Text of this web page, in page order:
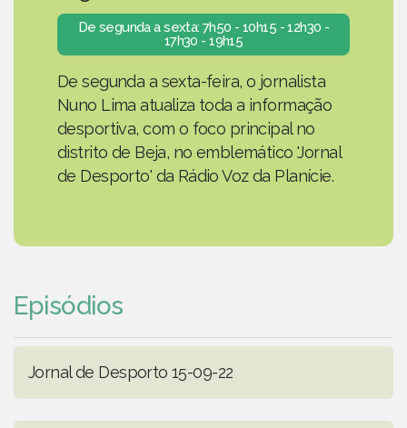
De segunda a sexta: 7h50 - 10h15 - 12h30 -
17h30 - 19h15
De segunda a sexta-feira, o jornalista
Nuno Lima atualiza toda a informação
desportiva, com o foco principal no
distrito de Beja, no emblemático 'Jornal
de Desporto' da Rádio Voz da Planície.
Episódios
Jornal de Desporto 15-09-22